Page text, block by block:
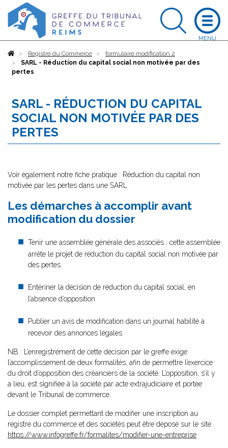
AccueilRegistre du Commerce
formulaire modification 2
SARL - Réduction du capital social non motivée par des
pertes
SARL - RÉDUCTION DU CAPITAL
SOCIAL NON MOTIVÉE PAR DES
PERTES
Voir également notre fiche pratique : Réduction du capital non
motivée par les pertes dans une SARL
Les démarches à accomplir avant
modification du dossier
Tenir une assemblée générale des associés : cette assemblée
arrête le projet de réduction du capital social non motivée par
des pertes
Entériner la décision de réduction du capital social, en
l’absence d’opposition
Publier un avis de modification dans un journal habilité à
recevoir des annonces légales
NB : L’enregistrement de cette décision par le greffe exige
l’accomplissement de deux formalités, afin de permettre l’exercice
du droit d’opposition des créanciers de la société. L’opposition, s’il y
a lieu, est signifiée à la société par acte extrajudiciaire et portée
devant le Tribunal de commerce.
Le dossier complet permettant de modifier une inscription au
registre du commerce et des sociétés peut être déposé sur le site
https://www.infogreffe.fr/formalites/modifier-une-entreprise